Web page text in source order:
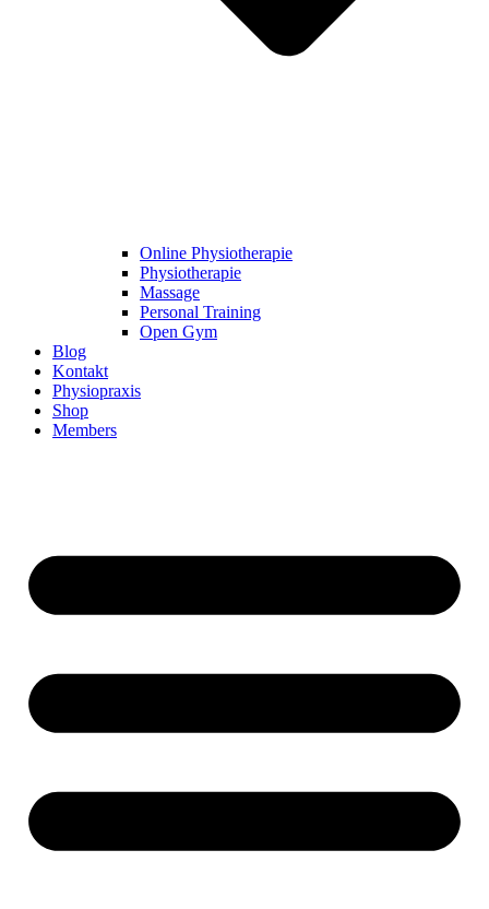
Online Physiotherapie
Physiotherapie
Massage
Personal Training
Open Gym
Blog
Kontakt
Physiopraxis
Shop
Members